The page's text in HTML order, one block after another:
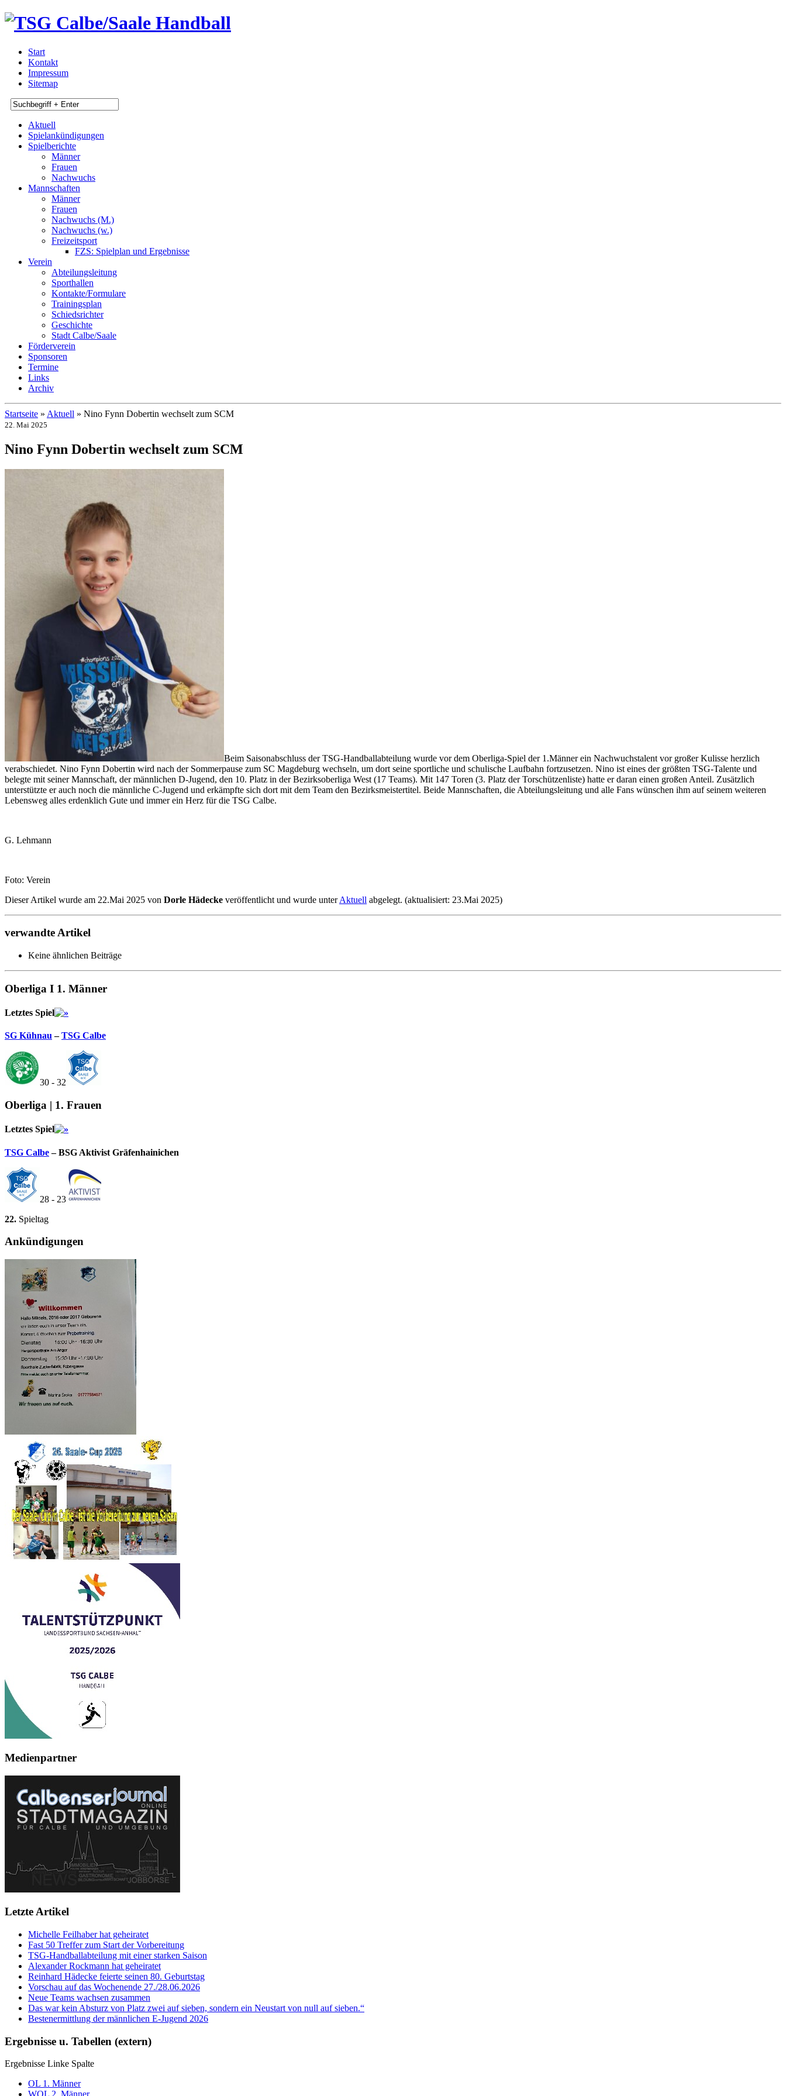
Start
Kontakt
Impressum
Sitemap
Aktuell
Spielankündigungen
Spielberichte
Männer
Frauen
Nachwuchs
Mannschaften
Männer
Frauen
Nachwuchs (M.)
Nachwuchs (w.)
Freizeitsport
FZS: Spielplan und Ergebnisse
Verein
Abteilungsleitung
Sporthallen
Kontakte/Formulare
Trainingsplan
Schiedsrichter
Geschichte
Stadt Calbe/Saale
Förderverein
Sponsoren
Termine
Links
Archiv
Startseite » Aktuell » Nino Fynn Dobertin wechselt zum SCM
22. Mai 2025
Nino Fynn Dobertin wechselt zum SCM
Beim Saisonabschluss der TSG-Handballabteilung wurde vor dem Oberliga-Spiel der 1.Männer ein Nachwuchstalent vor großer Kulisse herzlich
verabschiedet. Nino Fynn Dobertin wird nach der Sommerpause zum SC Magdeburg wechseln, um dort seine sportliche und schulische Laufbahn fortzusetzen. Nino ist eines der größten TSG-Talente und
belegte mit seiner Mannschaft, der männlichen D-Jugend, den 10. Platz in der Bezirksoberliga West (17 Teams). Mit 147 Toren (3. Platz der Torschützenliste) hatte er daran einen großen Anteil. Zusätzlich
unterstützte er auch noch die männliche C-Jugend und erkämpfte sich dort mit dem Team den Bezirksmeistertitel. Beide Mannschaften, die Abteilungsleitung und alle Fans wünschen ihm auf seinem weiteren
Lebensweg alles erdenklich Gute und immer ein Herz für die TSG Calbe.
G. Lehmann
Foto: Verein
Dieser Artikel wurde am 22.Mai 2025 von Dorle Hädecke veröffentlicht und wurde unterAktuell abgelegt. (aktualisiert: 23.Mai 2025)
verwandte Artikel
Keine ähnlichen Beiträge
Oberliga I 1. Männer
Letztes Spiel
SG Kühnau –TSG Calbe
30 - 32
Oberliga | 1. Frauen
Letztes Spiel
TSG Calbe– BSG Aktivist Gräfenhainichen
28 - 23
22. Spieltag
Ankündigungen
Medienpartner
Letzte Artikel
Michelle Feilhaber hat geheiratet
Fast 50 Treffer zum Start der Vorbereitung
TSG-Handballabteilung mit einer starken Saison
Alexander Rockmann hat geheiratet
Reinhard Hädecke feierte seinen 80. Geburtstag
Vorschau auf das Wochenende 27./28.06.2026
Neue Teams wachsen zusammen
Das war kein Absturz von Platz zwei auf sieben, sondern ein Neustart von null auf sieben.“
Bestenermittlung der männlichen E-Jugend 2026
Ergebnisse u. Tabellen (extern)
Ergebnisse Linke Spalte
OL 1. Männer